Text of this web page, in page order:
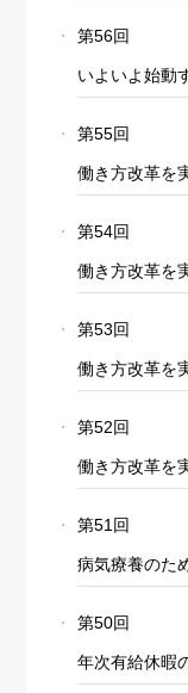
第56回
いよいよ始動
第55回
働き方改革を
第54回
働き方改革を
第53回
働き方改革を
第52回
働き方改革を
第51回
病気療養のた
第50回
年次有給休暇